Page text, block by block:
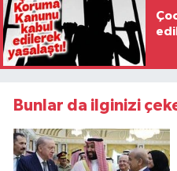
Bunlar da ilginizi